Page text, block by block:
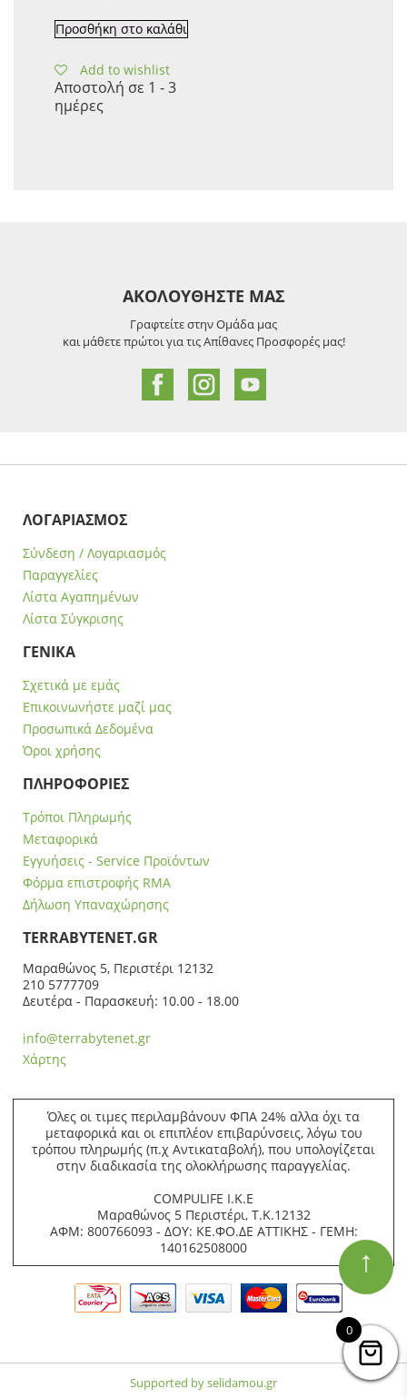
Προσθήκη στο καλάθι
Add to wishlist
Αποστολή σε 1 - 3
ημέρες
ΑΚΟΛΟΥΘΗΣΤΕ ΜΑΣ
Γραφτείτε στην Ομάδα μας
και μάθετε πρώτοι για τις Απίθανες Προσφορές μας!
ΛΟΓΑΡΙΑΣΜΟΣ
Σύνδεση / Λογαριασμός
Παραγγελίες
Λίστα Αγαπημένων
Λίστα Σύγκρισης
ΓΕΝΙΚΑ
Σχετικά με εμάς
Επικοινωνήστε μαζί μας
Προσωπικά Δεδομένα
Όροι χρήσης
ΠΛΗΡΟΦΟΡΙΕΣ
Τρόποι Πληρωμής
Μεταφορικά
Εγγυήσεις - Service Προϊόντων
Φόρμα επιστροφής RMA
Δήλωση Υπαναχώρησης
ΤERRABYTENET.GR
Μαραθώνος 5, Περιστέρι 12132
210 5777709
Δευτέρα - Παρασκευή: 10.00 - 18.00
info@terrabytenet.gr
Χάρτης
Όλες οι τιμες περιλαμβάνουν ΦΠΑ 24% αλλα όχι τα
μεταφορικά και οι επιπλέον επιβαρύνσεις, λόγω του
τρόπου πληρωμής (π.χ Αντικαταβολή), που υπολογίζεται
στην διαδικασία της ολοκλήρωσης παραγγελίας.
COMPULIFE Ι.Κ.Ε
Μαραθώνος 5 Περιστέρι, Τ.Κ.12132
ΑΦΜ: 800766093 - ΔΟΥ: ΚΕ.ΦΟ.ΔΕ ΑΤΤΙΚΗΣ - ΓΕΜΗ:
140162508000
Supported by selidamou.gr
↑
0